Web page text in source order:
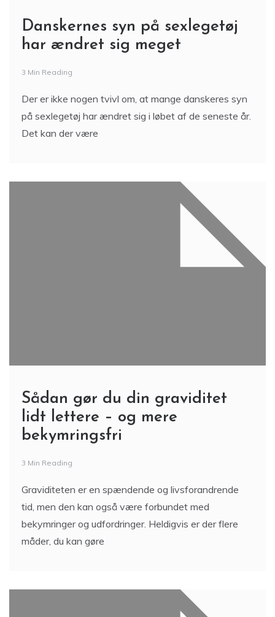
Danskernes syn på sexlegetøj
har ændret sig meget
3 Min Reading
Der er ikke nogen tvivl om, at mange danskeres syn
på sexlegetøj har ændret sig i løbet af de seneste år.
Det kan der være
Sådan gør du din graviditet
lidt lettere – og mere
bekymringsfri
3 Min Reading
Graviditeten er en spændende og livsforandrende
tid, men den kan også være forbundet med
bekymringer og udfordringer. Heldigvis er der flere
måder, du kan gøre